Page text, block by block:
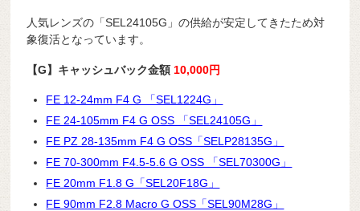
人気レンズの「SEL24105G」の供給が安定してきたため対
象復活となっています。
【G】キャッシュバック金額 10,000円
FE 12-24mm F4 G 「SEL1224G」
FE 24-105mm F4 G OSS 「SEL24105G」
FE PZ 28-135mm F4 G OSS「SELP28135G」
FE 70-300mm F4.5-5.6 G OSS 「SEL70300G」
FE 20mm F1.8 G「SEL20F18G」
FE 90mm F2.8 Macro G OSS「SEL90M28G」